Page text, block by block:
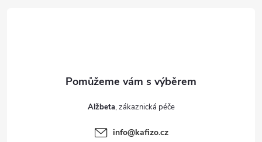
Alžbeta
info@kafizo.cz